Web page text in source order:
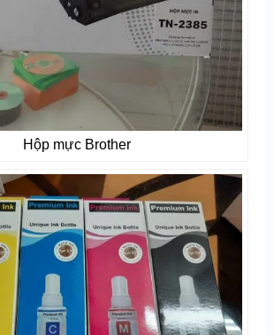
Hộp mực Brother